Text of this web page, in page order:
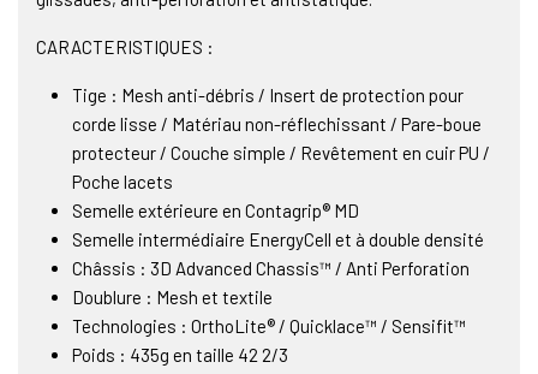
CARACTERISTIQUES :
Tige : Mesh anti-débris / Insert de protection pour
corde lisse / Matériau non-réflechissant / Pare-boue
protecteur / Couche simple / Revêtement en cuir PU /
Poche lacets
Semelle extérieure en Contagrip® MD
Semelle intermédiaire EnergyCell et à double densité
Châssis : 3D Advanced Chassis™ / Anti Perforation
Doublure : Mesh et textile
Technologies : OrthoLite® / Quicklace™ / Sensifit™
Poids : 435g en taille 42 2/3